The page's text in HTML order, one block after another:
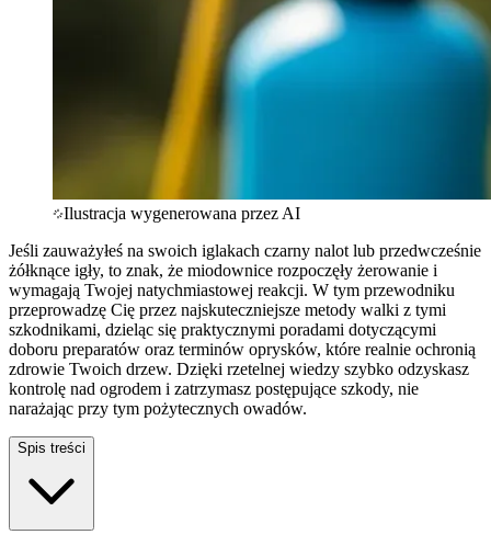
Ilustracja wygenerowana przez AI
Jeśli zauważyłeś na swoich iglakach czarny nalot lub przedwcześnie
żółknące igły, to znak, że miodownice rozpoczęły żerowanie i
wymagają Twojej natychmiastowej reakcji. W tym przewodniku
przeprowadzę Cię przez najskuteczniejsze metody walki z tymi
szkodnikami, dzieląc się praktycznymi poradami dotyczącymi
doboru preparatów oraz terminów oprysków, które realnie ochronią
zdrowie Twoich drzew. Dzięki rzetelnej wiedzy szybko odzyskasz
kontrolę nad ogrodem i zatrzymasz postępujące szkody, nie
narażając przy tym pożytecznych owadów.
Spis treści